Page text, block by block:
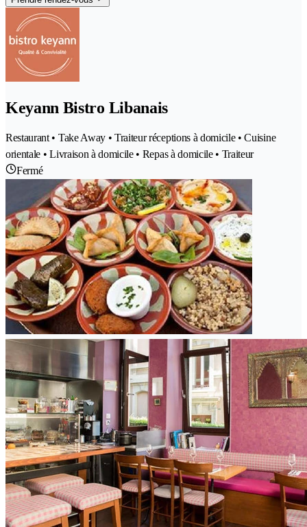
Keyann Bistro Libanais
Restaurant • Take Away • Traiteur réceptions à domicile • Cuisine
orientale • Livraison à domicile • Repas à domicile • Traiteur
Fermé